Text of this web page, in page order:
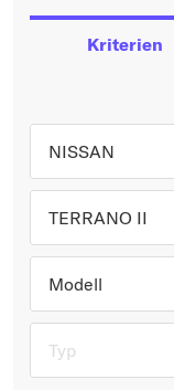
Hersteller wählen
Typ wählen
Kriterien
NISSAN
TERRANO II
Modell
Typ